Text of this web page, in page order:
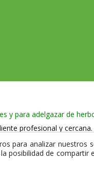
y para adelgazar de
profesional y cercana.
y utiliza certificado de
para analizar
posibilidad de